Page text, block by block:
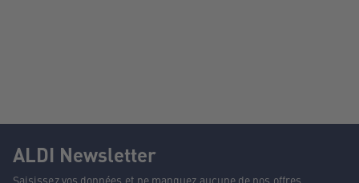
ALDI Newsletter
Saisissez vos données et ne manquez aucune de nos offres.